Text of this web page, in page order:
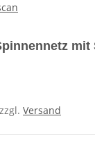
mit
Versand